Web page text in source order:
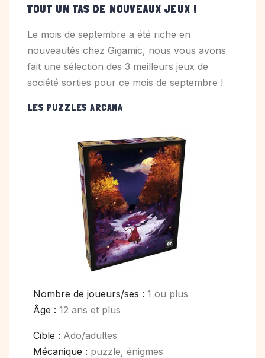
TOUT UN TAS DE NOUVEAUX JEUX !
Le mois de septembre a été riche en
nouveautés chez Gigamic, nous vous avons
fait une sélection des 3 meilleurs jeux de
société sorties pour ce mois de septembre !
LES PUZZLES ARCANA
Nombre de joueurs/ses : 1 ou plus
Âge : 12 ans et plus
Cible : Ado/adultes
Mécanique : puzzle, énigmes